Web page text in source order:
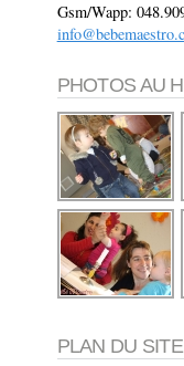
Gsm/Wapp:
PHOTOS AU
PLAN DU SITE